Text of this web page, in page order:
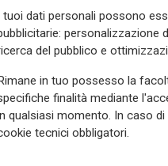
Liguria, e Antonio
di buon lavoro al
e costruttivo con i
e futuro al porto”.
augurio di buon
e Roberto Gulli
riveste per il sistema
e non solo”.
tuoi dati personali possono
personalizzazione
del pubblico e
in tuo possesso la
finalità mediante
qualsiasi momento. In caso
tecnici obbligatori.